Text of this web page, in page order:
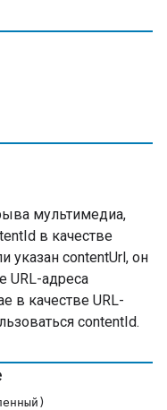
мультимедиа,
в качестве
указан contentUrl, он
URL-адреса
в качестве URL-
contentId.